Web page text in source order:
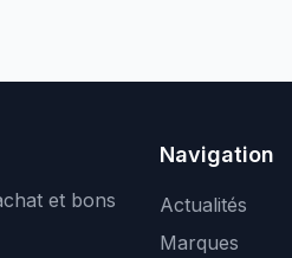
et bons
Navigation
Actualités
Marques